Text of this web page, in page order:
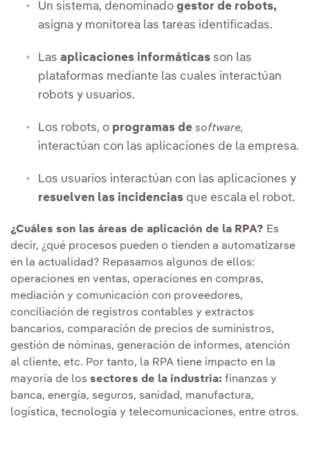
Un sistema, denominado gestor de robots,
asigna y monitorea las tareas identificadas.
Las aplicaciones informáticas son las
plataformas mediante las cuales interactúan
robots y usuarios.
Los robots, o programas de software,
interactúan con las aplicaciones de la empresa.
Los usuarios interactúan con las aplicaciones y
resuelven las incidencias que escala el robot.
¿Cuáles son las áreas de aplicación de la RPA? Es
decir, ¿qué procesos pueden o tienden a automatizarse
en la actualidad? Repasamos algunos de ellos:
operaciones en ventas, operaciones en compras,
mediación y comunicación con proveedores,
conciliación de registros contables y extractos
bancarios, comparación de precios de suministros,
gestión de nóminas, generación de informes, atención
al cliente, etc. Por tanto, la RPA tiene impacto en la
mayoría de los sectores de la industria: finanzas y
banca, energía, seguros, sanidad, manufactura,
logística, tecnología y telecomunicaciones, entre otros.